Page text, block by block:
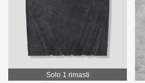
Solo 1 rimasti